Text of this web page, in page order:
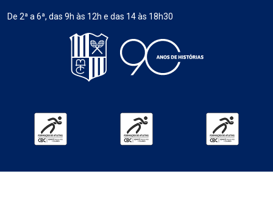
De 2ª a 6ª, das 9h às 12h e das 14 às 18h30